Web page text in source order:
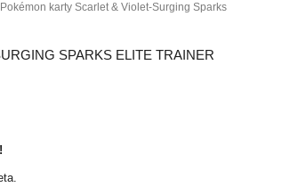
karty Scarlet & Violet-Surging Sparks
SPARKS ELITE TRAINER